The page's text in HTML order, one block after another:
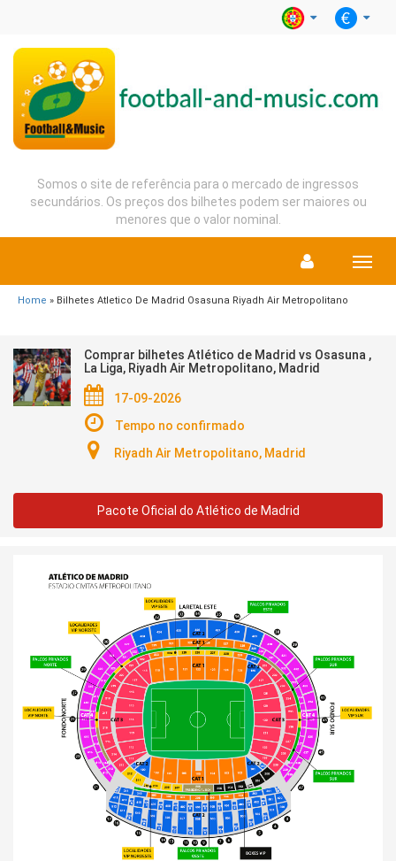
Somos o site de referência para o mercado de ingressos
secundários. Os preços dos bilhetes podem ser maiores ou
menores que o valor nominal.
Menu
Home » Bilhetes Atletico De Madrid Osasuna Riyadh Air Metropolitano
Comprar bilhetes Atlético de Madrid vs Osasuna ,
La Liga, Riyadh Air Metropolitano, Madrid
17-09-2026
Tempo no confirmado
Riyadh Air Metropolitano, Madrid
Pacote Oficial do Atlético de Madrid